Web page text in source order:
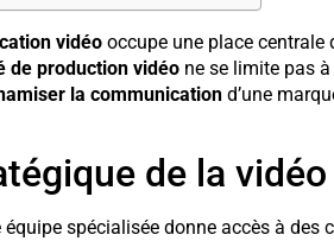
vidéooccupe une place centrale
de production vidéone se limite pas
la communicationd’une
de la
spécialisée donne accès à